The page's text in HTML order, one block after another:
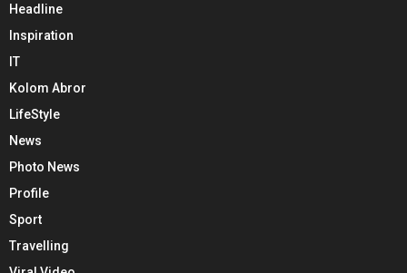
Headline
Inspiration
IT
Kolom Abror
LifeStyle
News
Photo News
Profile
Sport
Travelling